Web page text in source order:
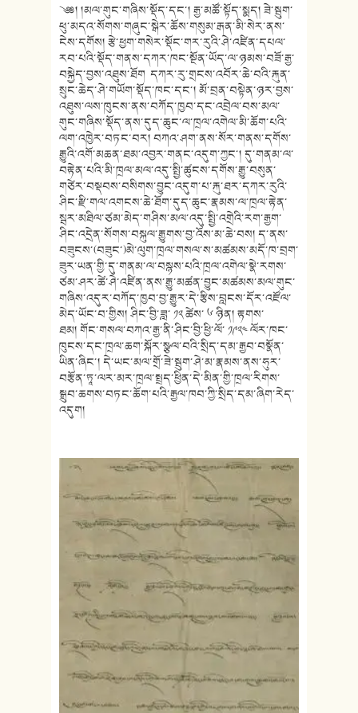
༄༅། །མལ་གུང་གཞིས་སྡོད་དང་། རྒྱ་མཚོ་སྟོད་སྨད། ཟེ་སྦུག་
ཕུ་མདའ་སོགས་གཞུང་སྒེར་ཆོས་གསུམ་རྒན་མི་སེར་ནས་
ངེས་དགོས། རྩེ་ཕྱག་གསེར་སྡོང་གར་རུའི་ཤེ་འཛིན་དཔལ་
རབ་པའི་སྡོད་གནས་དཀར་ཁང་སྔོན་ཡོད་ལ་ཉམས་བཟོ་རྒྱ་
བསྐྱེད་བྱས་འཐུས་ཐོག དཀར་རུ་གྲངས་འབོར་ཆེ་བའི་རྐུན་
སྲུང་ཆེད་ཤེ་གཡོག་སྡོད་ཁང་དང་། མོ་བྲན་བསྟེན་ཉར་བྱས་
འཐུས་ལས་ཁུངས་ནས་བཀོད་ཁྱབ་དང་འབྲེལ་བས་མལ་
གུང་གཞིས་སྡོད་ནས་དུད་ཆུང་ལ་ཁྲལ་འགེལ་མི་ཆོག་པའི་
ལག་འཁྱེར་བཏང་བར། བཀའ་ཤག་ནས་སོར་གནས་དགོས་
རྒྱུའི་འགོ་མཆན་ཐམ་འབྱར་གནང་འདུག་ཀྱང་། དུ་གནམ་ལ་
བརྟེན་པའི་མི་ཁྲལ་མལ་འདུ་སྤྱི་ཚུངས་དགོས་རྒྱུ་བསུན་
གཙེར་བསྡབས་བསིགས་བྱུང་འདུག་པ་རྐུ་ཐར་དཀར་རུའི་
ཤིང་རྫི་གལ་འགངས་ཆེ་ཐོག་དུད་ཆུང་རྣམས་ལ་ཁྲལ་རྟེན་
སྦར་མཐིལ་ཙམ་མེད་གཤིས་མལ་འདུ་སྤྱི་འགྲེའི་རག་རྒྱག་
ཤིང་འདྲེན་སོགས་བསྐུལ་རྒྱུགས་བྱ་འོས་མ་ཆེ་བས། ད་ནས་
བཟུངས་(བཟུང་)མེ་ལུག་ཁྲལ་གསལ་ས་མཚམས་མདོ་ཁ་བྲག་
ཟུར་ཡན་གྱི་དུ་གནམ་ལ་བསྙས་པའི་ཁྲལ་འགེལ་སྣེ་རགས་
ཙམ་ཤར་ཚེ་ཤེ་འཛིན་ནས་རྒྱུ་མཚན་བྱུང་མཚམས་མལ་གུང་
གཞིས་འདུར་བཀོད་ཁྱབ་བྱ་རྒྱུར་དེ་རྩིས་བླངས་དོར་འཛོལ་
མེད་ཡོང་བ་གྱིས། ཤིང་བྱི་ཟླ་ ༡༢ ཚེས་ ༦ ཉིན། རྟགས་
ཐམ། གོང་གསལ་བཀའ་རྒྱ་ནི་ཤིང་བྱི་ཕྱི་ལོ་ ༡༩༢༤ ལོར་ཁང་
ཁུངས་དང་ཁྲལ་ཆག་སྐོར་སྩལ་བའི་སྲིད་དམ་རྒྱབ་བསྣོན་
ཡིན་ཞིང་། དེ་ཡང་མལ་གྲོ་ཟེ་སྦུག་ཤེ་མ་རྣམས་ནས་ཧུར་
བརྩོན་ཏཱ་ལར་མར་ཁྲལ་སྤྲད་ཕྱིན་དེ་མིན་གྱི་ཁྲལ་རིགས་
སྒྲུབ་ཆགས་བཏང་ཆོག་པའི་རྒྱལ་ཁབ་ཀྱི་སྲིད་དམ་ཞིག་རེད་
འདུག།